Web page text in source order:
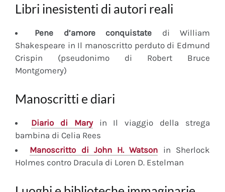
Libri inesistenti di autori reali
Pene d’amore conquistate di William
Shakespeare in Il manoscritto perduto di Edmund
Crispin (pseudonimo di Robert Bruce
Montgomery)
Manoscritti e diari
Diariodi Maryin Il viaggio della strega
bambina di Celia Rees
Manoscritto di John H. Watson in Sherlock
Holmes contro Dracula di Loren D. Estelman